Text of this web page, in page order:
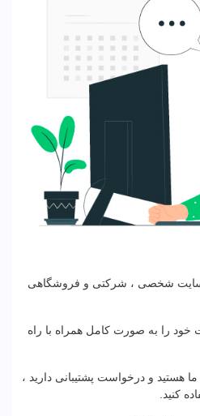
شخصی ، شرکتی و فروشگاهی
خود را به صورت کامل همراه با راه
هستید و درخواست پشتیبانی دارید ،
کنید.